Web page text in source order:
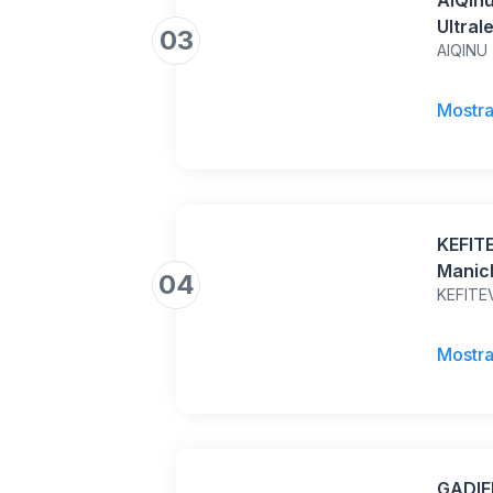
03 AIQINU
04
UPF
Surf,